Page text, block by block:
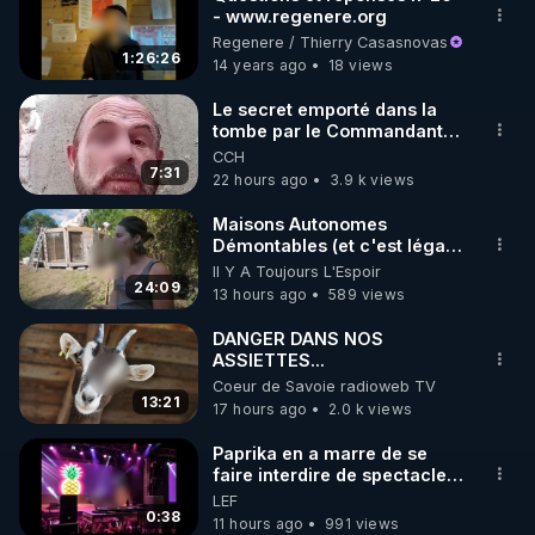
🌱 INSTAGRAM
https://www.instagram.com/rdlr_thierrycasasnovas/
http://rgnr.li/instagram
🌱 LA NEWSLETTER
Pour ne pas rater l’actualité RGNR (stages,
http://rgnr.li/news
🌱 VIDÉOS NON CENSURÉES SUR ODYSEE
Toutes les vidéos Youtube sont aussi sur la
http://rgnr.li/odysee
🌱 LES STAGES EN PRÉSENTIEL
http://rgnr.li/stages
1:26:26
- www.regenere.org
Regenere / Thierry Casasnovas
14 years ago
18 views
7:31
Le secret emporté dans la
tombe par le Commandant
Cousteau le 25 juin 1997
CCH
22 hours ago
3.9 k views
24:09
Maisons Autonomes
Démontables (et c'est légal).
Visite éco village en
Bretagne
Il Y A Toujours L'Espoir
13 hours ago
589 views
13:21
DANGER DANS NOS
ASSIETTES...
Coeur de Savoie radioweb TV
17 hours ago
2.0 k views
0:38
Paprika en a marre de se
faire interdire de spectacle.
Elle décide donc de devenir
DJ !
LEF
11 hours ago
991 views